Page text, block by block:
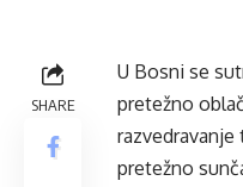
SHARE
U Bosni se
pretežno
pretežno